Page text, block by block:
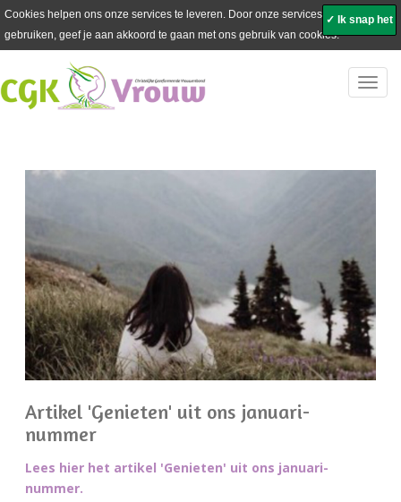
Cookies helpen ons onze services te leveren. Door onze services te
gebruiken, geef je aan akkoord te gaan met ons gebruik van cookies.
✓ Ik snap het
Artikel 'Genieten' uit ons januari-
nummer
Lees hier het artikel 'Genieten' uit ons januari-
nummer.